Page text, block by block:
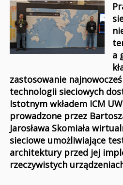
a
zastosowanie
technologii sieciowych
Istotnym wkładem ICM
prowadzone przez
Jarosława Skomiała
sieciowe umożliwiające
architektury przed jej
rzeczywistych